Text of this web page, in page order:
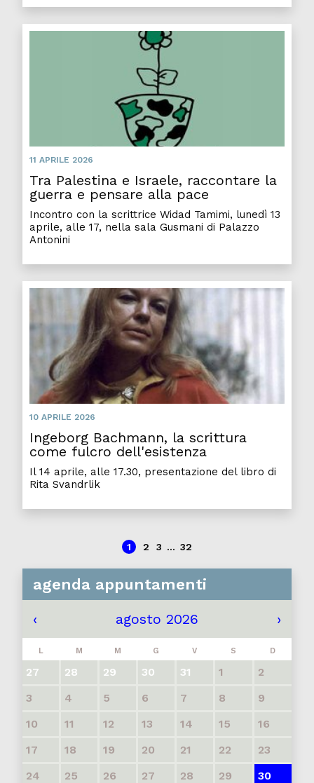
11 APRILE 2026
Tra Palestina e Israele, raccontare la
guerra e pensare alla pace
Incontro con la scrittrice Widad Tamimi, lunedì 13
aprile, alle 17, nella sala Gusmani di Palazzo
Antonini
10 APRILE 2026
Ingeborg Bachmann, la scrittura
come fulcro dell'esistenza
Il 14 aprile, alle 17.30, presentazione del libro di
Rita Svandrlik
1 2 3 ... 32
agenda appuntamenti
‹ agosto 2026 ›
L M M G V S D
27 28 29 30 31 1
2
3
4 5 6 7 8
9
10
11 12 13 14 15
16
17
18 19 20 21 22
23
24
25 26 27 28 29
30